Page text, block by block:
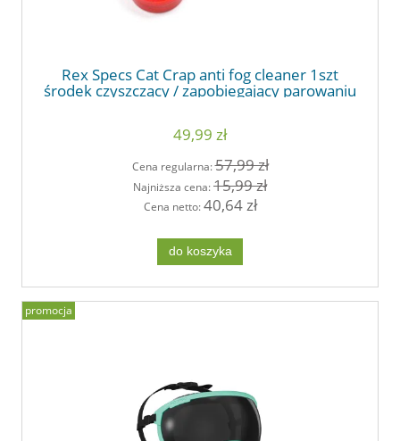
Rex Specs Cat Crap anti fog cleaner 1szt
środek czyszczący / zapobiegający parowaniu
49,99 zł
Cena regularna:57,99 zł
Najniższa cena:15,99 zł
Cena netto:40,64 zł
do koszyka
promocja